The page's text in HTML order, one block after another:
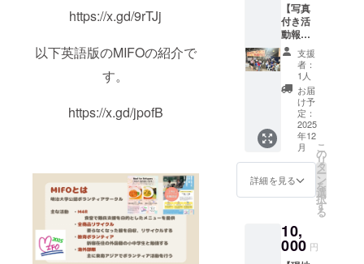
https://x.gd/9rTJj
以下英語版のMIFOの紹介で
す。
https://x.gd/jpofB
【写真
付き活
動報告
PDF】
カンボ
ジアで
の活動
の様子
をまと
めた限
定レ
ポート
【サン
クスレ
ター】
たちの
笑顔と
共に、
支援
者：
1人
お届
け予
定：
2025
年12
月
詳細を見る
こ
の
リ
タ
ー
ン
を
選
択
す
る
10,
000 円